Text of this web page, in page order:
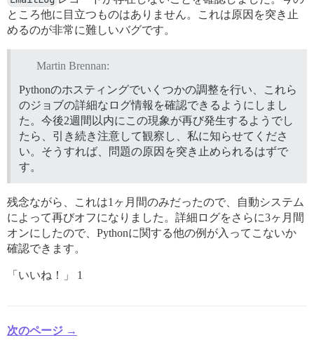
ところ他に目立つものはありません。これは原因を突き止
めるのが非常に難しいバグです。
Martin Brennan:
Pythonのホスティングでいくつかの調整を行い、これら
のジョブの詳細なログ情報を確認できるようにしまし
た。今後2週間以内にこの現象が再び発生するようでし
たら、引き続き注意して観察し、私に知らせてくださ
い。そうすれば、問題の原因を突き止められるはずで
す。
残念ながら、これは1ヶ月間のみだったので、自動システム
によって再びオフになりました。詳細ログをさらに3ヶ月間
オンにしたので、Pythonに関する他の例が入ってこないか
確認できます。
「いいね！」 1
次のページ →